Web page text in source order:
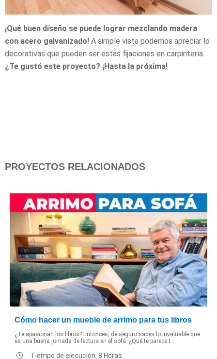
¡Qué buen diseño se puede lograr mezclando madera
con acero galvanizado! A simple vista podemos apreciar lo
decorativas que pueden ser estas fijaciones en carpintería.
¿Te gustó este proyecto? ¡Hasta la próxima!
PROYECTOS RELACIONADOS
Cómo hacer un mueble de arrimo para tus libros
¿Te apasionan los libros? Entonces, de seguro sabes lo invaluable que
es una buena jornada de lectura en el sofá. ¿Qué te parece t...
Tiempo de ejecución: 8 Horas